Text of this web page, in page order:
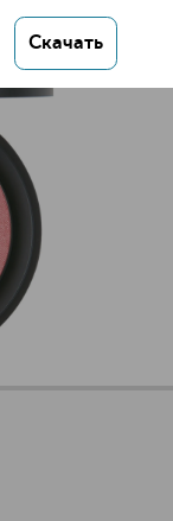
Скачать
в интернет